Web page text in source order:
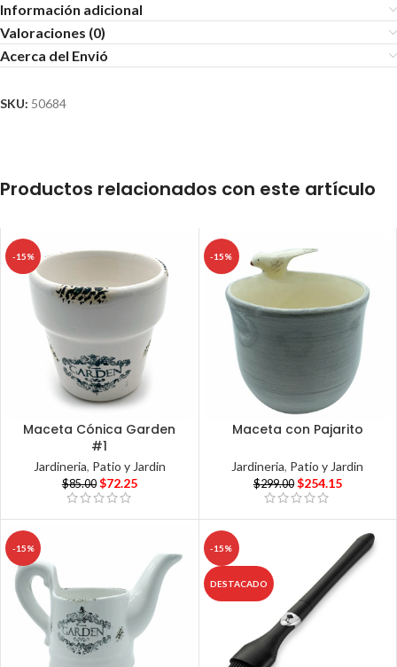
Información adicional
Valoraciones (0)
Acerca del Envió
SKU: 50684
Productos relacionados con este artículo
-15%
Maceta Cónica Garden
#1
Jardineria, Patio y Jardin
$85.00 $72.25
-15%
Maceta con Pajarito
Jardineria, Patio y Jardin
$299.00 $254.15
-15% -15%
DESTACADO